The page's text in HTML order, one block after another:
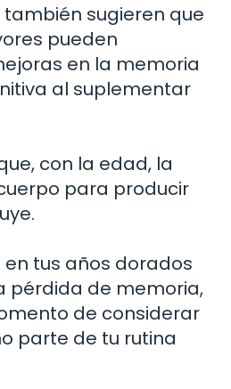
sugieren que
pueden
en la memoria
al suplementar
con la edad, la
para producir
en tus años dorados
pérdida de memoria,
de considerar
parte de tu rutina